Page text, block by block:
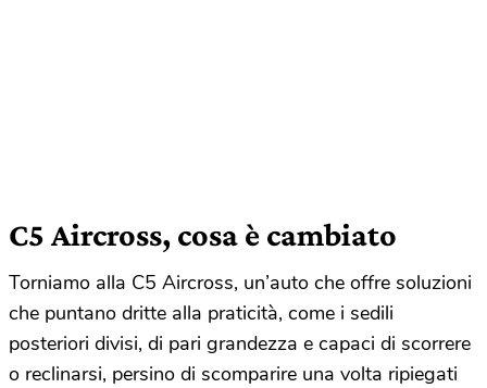
C5 Aircross, cosa è cambiato
Torniamo alla C5 Aircross, un’auto che offre soluzioni
che puntano dritte alla praticità, come i sedili
posteriori divisi, di pari grandezza e capaci di scorrere
o reclinarsi, persino di scomparire una volta ripiegati